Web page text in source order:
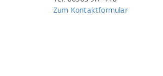
Zum Kontaktformular